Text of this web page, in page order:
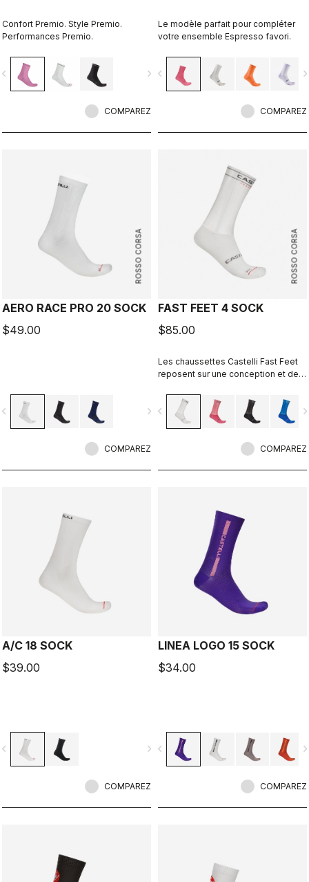
Confort Premio. Style Premio.
Performances Premio.
navigate_next
COMPAREZ
Le modèle parfait pour compléter
votre ensemble Espresso favori.
navigate_before
COMPAREZ
ROSSO CORSA
AERO RACE PRO 20 SOCK
$49.00
navigate_next
COMPAREZ
ROSSO CORSA
FAST FEET 4 SOCK
$85.00
Les chaussettes Castelli Fast Feet
reposent sur une conception et des
aux exigences d’aérodynamisme.
navigate_before
COMPAREZ
A/C 18 SOCK
$39.00
navigate_next
COMPAREZ
LINEA LOGO 15 SOCK
$34.00
navigate_before
COMPAREZ